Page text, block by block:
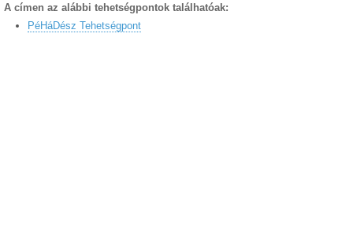
A címen az alábbi tehetségpontok találhatóak:
PéHáDész Tehetségpont